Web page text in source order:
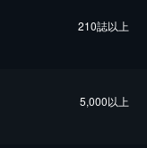
210誌以上
5,000以上